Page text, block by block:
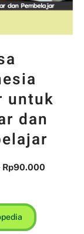
untuk
dan
Rp90.000